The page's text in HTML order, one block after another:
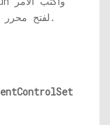
regedit. اضغط على Enter لفتح محرر التسجيل.